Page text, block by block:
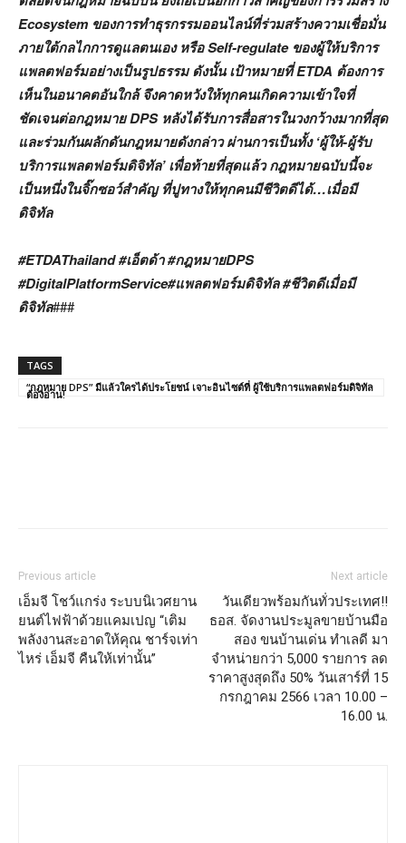
Ecosystem ของการทำธุรกรรมออนไลน์ที่ร่วมสร้างความเชื่อมั่น
ภายใต้กลไกการดูแลตนเอง หรือ Self-regulate ของผู้ให้บริการ
แพลตฟอร์มอย่างเป็นรูปธรรม ดังนั้น เป้าหมายที่ ETDA ต้องการ
เห็นในอนาคตอันใกล้ จึงคาดหวังให้ทุกคนเกิดความเข้าใจที่
ชัดเจนต่อกฎหมาย DPS หลังได้รับการสื่อสารในวงกว้างมากที่สุด
และร่วมกันผลักดันกฎหมายดังกล่าว ผ่านการเป็นทั้ง ‘ผู้ให้-ผู้รับ
บริการแพลตฟอร์มดิจิทัล’ เพื่อท้ายที่สุดแล้ว กฎหมายฉบับนี้จะ
เป็นหนึ่งในจิ๊กซอว์สำคัญ ที่ปูทางให้ทุกคนมีชีวิตดีได้…เมื่อมี
ดิจิทัล
#ETDAThailand #เอ็ตด้า #กฎหมายDPS
#DigitalPlatformService#แพลตฟอร์มดิจิทัล #ชีวิตดีเมื่อมี
ดิจิทัล###
TAGS
“กฎหมาย DPS” มีแล้วใครได้ประโยชน์ เจาะอินไซต์ที่ ผู้ใช้บริการแพลตฟอร์มดิจิทัล
ต้องอ่าน!
Previous article
เอ็มจี โชว์แกร่ง ระบบนิเวศยาน
ยนต์ไฟฟ้าด้วยแคมเปญ “เติม
พลังงานสะอาดให้คุณ ชาร์จเท่า
ไหร่ เอ็มจี คืนให้เท่านั้น”
Next article
วันเดียวพร้อมกันทั่วประเทศ!!
ธอส. จัดงานประมูลขายบ้านมือ
สอง ขนบ้านเด่น ทำเลดี มา
จำหน่ายกว่า 5,000 รายการ ลด
ราคาสูงสุดถึง 50% วันเสาร์ที่ 15
กรกฎาคม 2566 เวลา 10.00 –
16.00 น.